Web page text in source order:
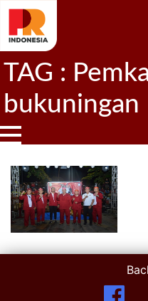
TAG :
bukuningan